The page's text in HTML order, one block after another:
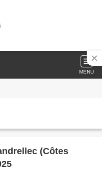
MENU
(Côtes